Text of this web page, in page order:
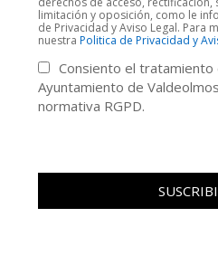
limitación y oposición, como le
de Privacidad y Aviso Legal. Para
nuestra Politica de Privacidad y
Consiento el
Ayuntamiento de
normativa RGPD.